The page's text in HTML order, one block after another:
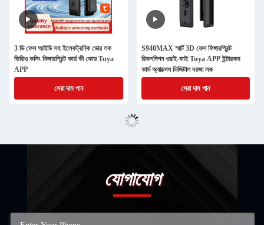
3 ডি ফেস আইডি সহ ইলেকট্রনিক ডোর লক
ভিডিও কলিং ফিঙ্গারপ্রিন্ট কার্ড কী কোড Tuya
APP
সেরা দাম পান
S940MAX স্মার্ট 3D ফেস ফিঙ্গারপ্রিন্ট
রিকগনিশন ওয়াই-ফাই Tuya APP ইন্টারকম
কার্ড অ্যাক্সেস ডিজিটাল দরজা লক
সেরা দাম পান
যোগাযোগ